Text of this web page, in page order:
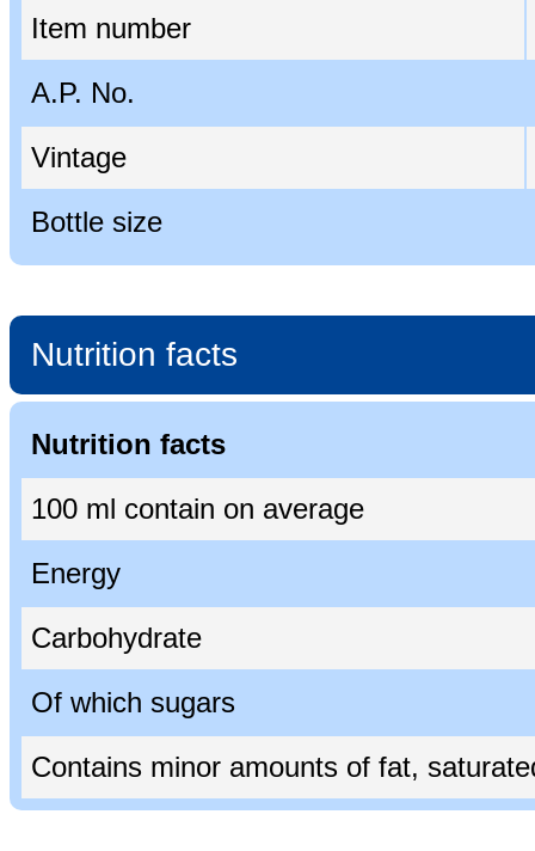
Item number
A.P. No.
Vintage
Bottle size
Nutrition facts
Nutrition facts
100 ml contain on average
Energy
Carbohydrate
Of which sugars
Contains minor amounts of fat,